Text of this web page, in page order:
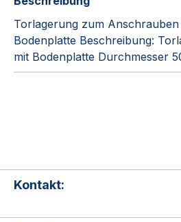
Torlagerung zum
Bodenplatte Beschreibung:
mit Bodenplatte Durchmesser
Kontakt: